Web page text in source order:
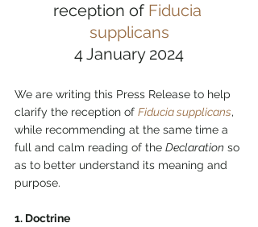
reception of Fiducia
supplicans
4 January 2024
We are writing this Press Release to help
clarify the reception of Fiducia supplicans,
while recommending at the same time a
full and calm reading of the Declaration so
as to better understand its meaning and
purpose.
1. Doctrine